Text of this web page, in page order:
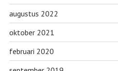
augustus 2022
oktober 2021
februari 2020